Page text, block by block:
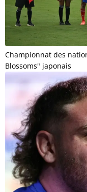
Championnat des
Blossoms" japonais